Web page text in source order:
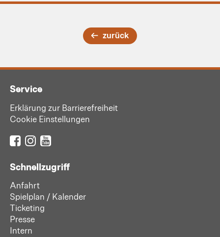
zurück
Service
Erklärung zur Barrierefreiheit
Cookie Einstellungen
Schnellzugriff
Anfahrt
Spielplan / Kalender
Ticketing
Presse
Intern